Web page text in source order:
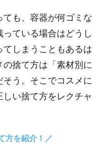
も、容器が何ゴミな
ている場合はどうし
しまうこともあるは
捨て方は「素材別に
う。そこでコスメに
い捨て方をレクチャ
方を紹介！／